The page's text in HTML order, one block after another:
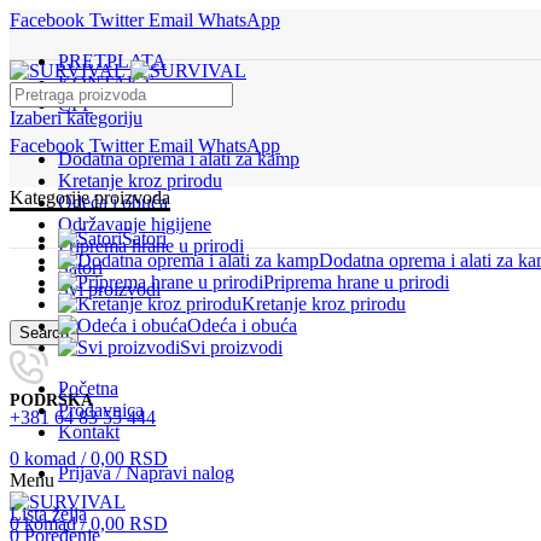
Facebook Twitter Email WhatsApp
PRETPLATA
KONTAKT
ČPP
Facebook Twitter Email WhatsApp
Izaberi kategoriju
Dodatna oprema i alati za kamp
Kretanje kroz prirodu
Odeća i obuća
Održavanje higijene
Priprema hrane u prirodi
Šatori
Svi proizvodi
Search
PODRŠKA
+381 64 83 55 444
0 komad / 0,00 RSD
Menu
0komad / 0,00 RSD
Kategorije proizvoda
Šatori
Dodatna oprema i alati za
Priprema hrane u prirodi
Kretanje kroz prirodu
Odeća i obuća
Svi proizvodi
Početna
Prodavnica
Kontakt
Prijava / Napravi nalog
Lista želja
0 Poređenje